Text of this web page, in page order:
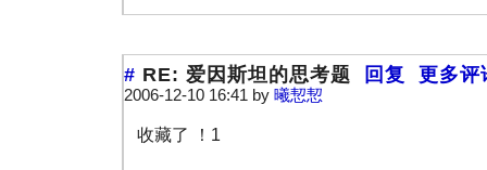
# RE: 爱因斯坦的思考题 回复 更多评
2006-12-10 16:41 by 曦恝恝
收藏了 ！1